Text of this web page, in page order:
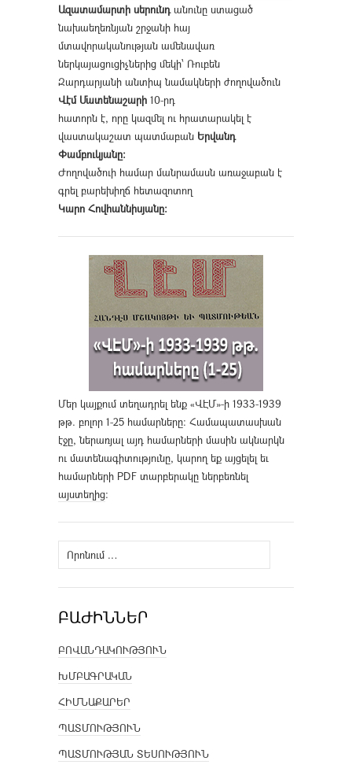
Ազատամարտի սերունդանունը ստացած
նախաեղեռնյան շրջանի հայ
մտավորականության ամենավառ
ներկայացուցիչներից մեկի՝ Ռուբեն
Զարդարյանի անտիպ նամակների ժողովածուն
Վէմ Մատենաշարի 10-րդ
հատորն է, որը կազմել ու հրատարակել է
վաստակաշատ պատմաբան Երվանդ
Փամբուկյանը։
Ժողովածուի համար մանրամասն առաջաբան է
գրել բարեխիղճ հետազոտող
Կարո Հովհաննիսյանը։
Մեր կայքում տեղադրել ենք «ՎԷՄ»-ի 1933-1939
թթ. բոլոր 1-25 համարները։ Համապատասխան
էջը, ներառյալ այդ համարների մասին ակնարկն
ու մատենագիտությունը, կարող եք այցելել եւ
համարների PDF տարբերակը ներբեռնել
այստեղից։
Որոնել՝
ԲԱԺԻՆՆԵՐ
ԲՈՎԱՆԴԱԿՈՒԹՅՈՒՆ
ԽՄԲԱԳՐԱԿԱՆ
ՀԻՄՆԱՔԱՐԵՐ
ՊԱՏՄՈՒԹՅՈՒՆ
ՊԱՏՄՈՒԹՅԱՆ ՏԵՍՈՒԹՅՈՒՆ